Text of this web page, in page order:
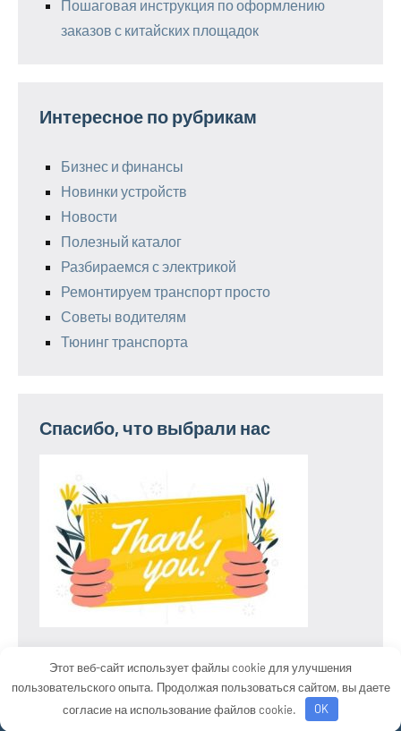
Пошаговая инструкция по оформлению
заказов с китайских площадок
Интересное по рубрикам
Бизнес и финансы
Новинки устройств
Новости
Полезный каталог
Разбираемся с электрикой
Ремонтируем транспорт просто
Советы водителям
Тюнинг транспорта
Спасибо, что выбрали нас
Тема WordPress: Occasio от ThemeZee.
Этот веб-сайт использует файлы cookie для улучшения
пользовательского опыта. Продолжая пользоваться сайтом, вы даете
согласие на использование файлов cookie.
OK